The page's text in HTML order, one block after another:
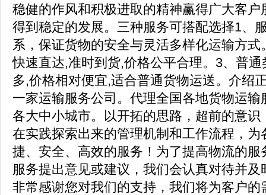
稳健的作风和积极进取的精神赢得广大客
得到稳定的发展。三种服务可搭配选择1、
系，保证货物的安全与灵活多样化运输方
快速直达,准时到货,价格公平合理。3、普
多,价格相对便宜,适合普通货物运送。介绍
一家运输服务公司。代理全国各地货物运
各大中小城市。以开拓的思路，超前的意
在实践探索出来的管理机制和工作流程，
捷、安全、高效的服务！为了提高物流的
服务提出意见或建议，我们会认真对待并
非常感谢您对我们的支持，我们将为客户